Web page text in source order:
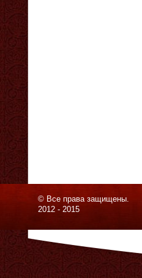
© Все права защищены.
2012 - 2015